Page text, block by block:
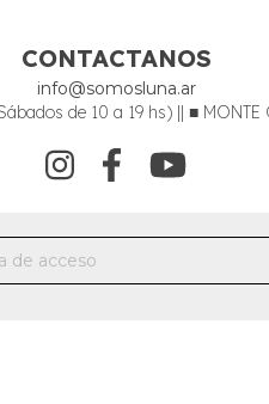
CONTACTANOS
info@somosluna.ar
de 10 a 19 hs) || ■